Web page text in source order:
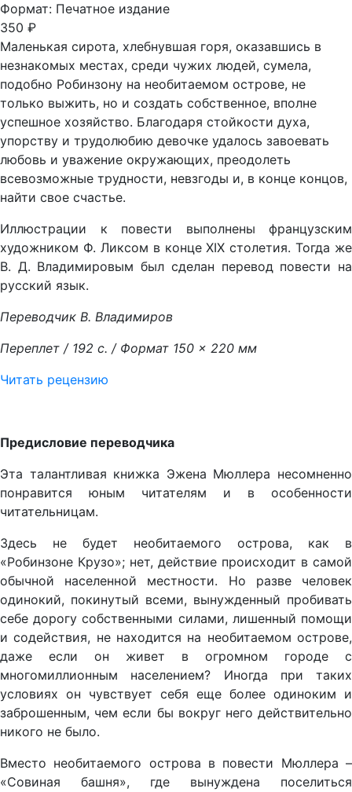
Формат: Печатное издание
350 ₽
Маленькая сирота, хлебнувшая горя, оказавшись в
незнакомых местах, среди чужих людей, сумела,
подобно Робинзону на необитаемом острове, не
только выжить, но и создать собственное, вполне
успешное хозяйство. Благодаря стойкости духа,
упорству и трудолюбию девочке удалось завоевать
любовь и уважение окружающих, преодолеть
всевозможные трудности, невзгоды и, в конце концов,
найти свое счастье.
Иллюстрации к повести выполнены французским
художником Ф. Ликсом в конце XIX столетия. Тогда же
В. Д. Владимировым был сделан перевод повести на
русский язык.
Переводчик В. Владимиров
Переплет / 192 с. / Формат 150 × 220 мм
Читать рецензию
Предисловие переводчика
Эта талантливая книжка Эжена Мюллера несомненно
понравится юным читателям и в особенности
читательницам.
Здесь не будет необитаемого острова, как в
«Робинзоне Крузо»; нет, действие происходит в самой
обычной населенной местности. Но разве человек
одинокий, покинутый всеми, вынужденный пробивать
себе дорогу собственными силами, лишенный помощи
и содействия, не находится на необитаемом острове,
даже если он живет в огромном городе с
многомиллионным населением? Иногда при таких
условиях он чувствует себя еще более одиноким и
заброшенным, чем если бы вокруг него действительно
никого не было.
Вместо необитаемого острова в повести Мюллера –
«Совиная башня», где вынуждена поселиться